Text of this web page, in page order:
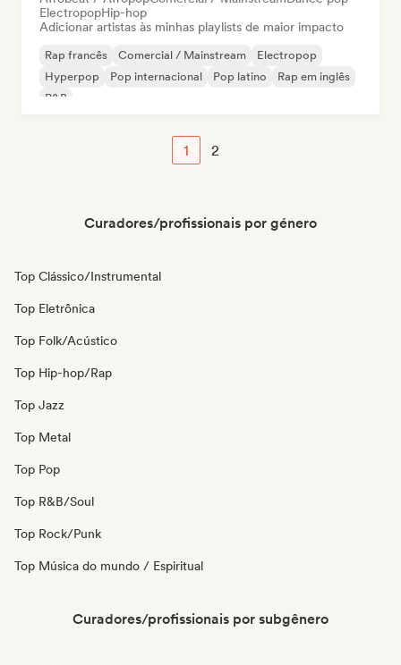
ElectropopHip-hop
Adicionar artistas às minhas playlists de maior impacto
Rap francês Comercial / Mainstream
Electropop
Hyperpop
Pop internacional Pop latino
Rap em inglês
R&B
1 2
Curadores/profissionais por género
Top Clássico/Instrumental
Top Eletrônica
Top Folk/Acústico
Top Hip-hop/Rap
Top Jazz
Top Metal
Top Pop
Top R&B/Soul
Top Rock/Punk
Top Música do mundo / Espiritual
Curadores/profissionais por subgênero